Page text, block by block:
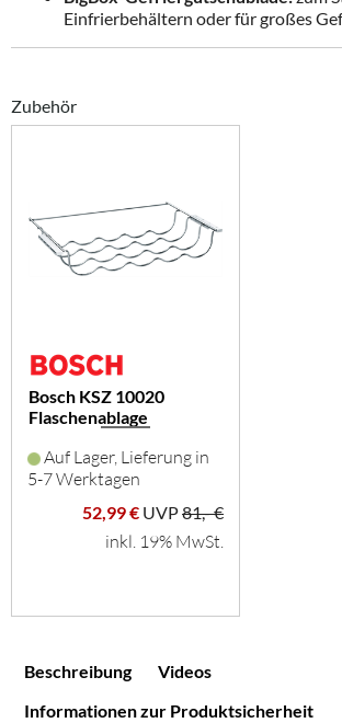
Einfrierbehältern oder für großes
Zubehör
Bosch KSZ 10020
Flaschenablage
Auf Lager, Lieferung in
5-7 Werktagen
52,99 € UVP81,- €
inkl. 19% MwSt.
Beschreibung
Videos
Informationen zur Produktsicherheit